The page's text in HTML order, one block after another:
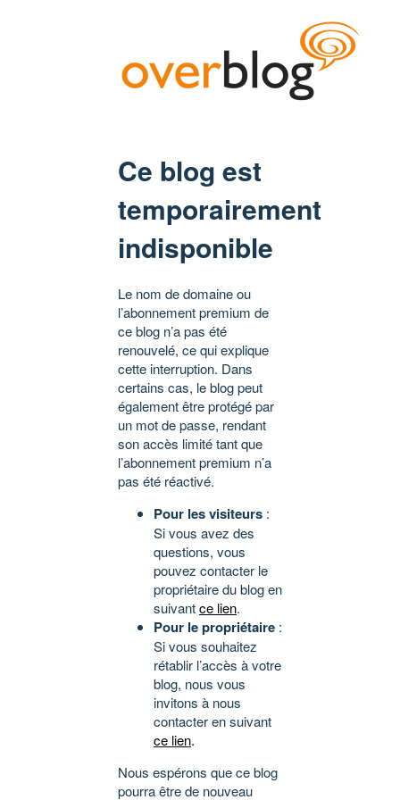
Ce blog est
temporairement
indisponible
Le nom de domaine ou
l’abonnement premium de
ce blog n’a pas été
renouvelé, ce qui explique
cette interruption. Dans
certains cas, le blog peut
également être protégé par
un mot de passe, rendant
son accès limité tant que
l’abonnement premium n’a
pas été réactivé.
Pour les visiteurs :
Si vous avez des
questions, vous
pouvez contacter le
propriétaire du blog en
suivantce lien.
Pour le propriétaire :
Si vous souhaitez
rétablir l’accès à votre
blog, nous vous
invitons à nous
contacter en suivant
ce lien.
Nous espérons que ce blog
pourra être de nouveau